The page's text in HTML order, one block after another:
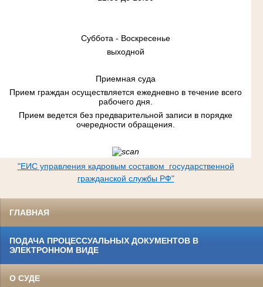
Суббота - Воскресенье
выходной
Приемная суда
Прием граждан осуществляется ежедневно в течение всего
рабочего дня.
Прием ведется без предварительной записи в порядке
очередности обращения.
"ЕИС управления кадровым составом государственной
гражданской службы РФ"
ГЛАВНАЯ
ПОДАЧА ПРОЦЕССУАЛЬНЫХ ДОКУМЕНТОВ В
ЭЛЕКТРОННОМ ВИДЕ
О СУДЕ